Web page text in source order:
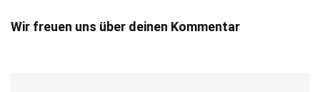
Wir freuen uns über deinen Kommentar